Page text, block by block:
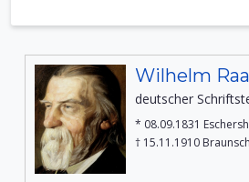
Wilhelm
deutscher
* 08.09.1831
† 15.11.1910